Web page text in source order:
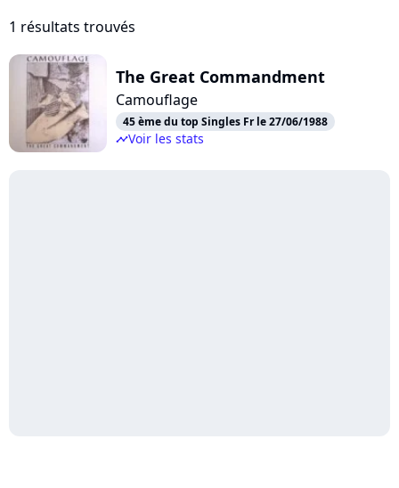
1 résultats trouvés
The Great Commandment
Camouflage
45 ème du top Singles Fr le 27/06/1988
timelineVoir les stats